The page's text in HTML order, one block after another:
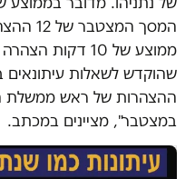
ממוצע של 10
שהוקדש לשאלות עיתונאים
במצטבר", מציינים במכתב.